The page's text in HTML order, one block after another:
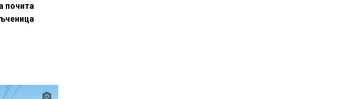
почита